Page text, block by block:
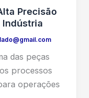
Precisão
Indústria
das peças
processos
operações